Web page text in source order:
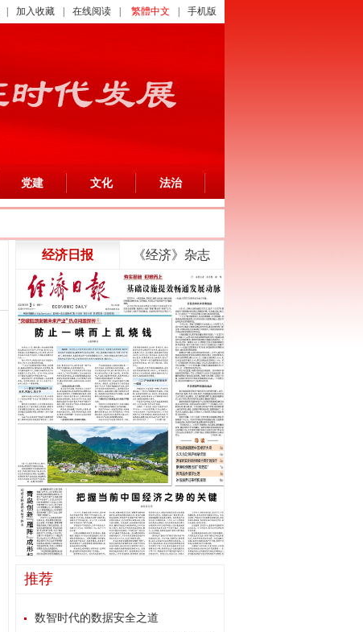
加入收藏 在线阅读 繁體中文 手机版
党建 文化 法治
经济日报 《经济》杂志
推荐
数智时代的数据安全之道